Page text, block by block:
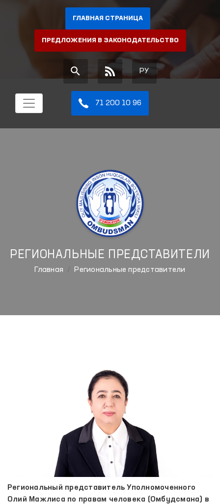
ГЛАВНАЯ СТРАНИЦА
ПРЕДЛОЖЕНИЯ В ЗАКОНОДАТЕЛЬСТВО
РУ
71 200 10 96
РЕГИОНАЛЬНЫЕ ПРЕДСТАВИТЕЛИ
Главная Региональные представители
Региональный представитель Уполномоченного
Олий Мажлиса по правам человека (Омбудсмана) в